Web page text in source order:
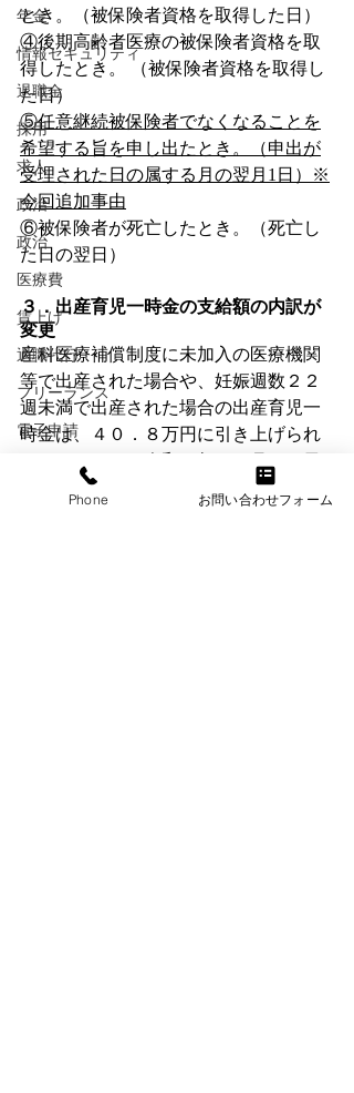
年金
情報セキュリティ
退職金
採用
求人
政治
政治
医療費
賃上げ
退職代行
フリーランス
電子申請
協会けんぽ
とき。（被保険者資格を取得した日）
④後期高齢者医療の被保険者資格を取
得したとき。 （被保険者資格を取得し
た日）
⑤任意継続被保険者でなくなることを
希望する旨を申し出たとき。（申出が
受理された日の属する月の翌月1日）※
今回追加事由
⑥被保険者が死亡したとき。（死亡し
た日の翌日）
３．出産育児一時金の支給額の内訳が
変更
産科医療補償制度に未加入の医療機関
等で出産された場合や、妊娠週数２２
週未満で出産された場合の出産育児一
時金は、４０．８万円に引き上げられ
以前の出産の場合はこれまでどおり４
Phone お問い合わせフォーム